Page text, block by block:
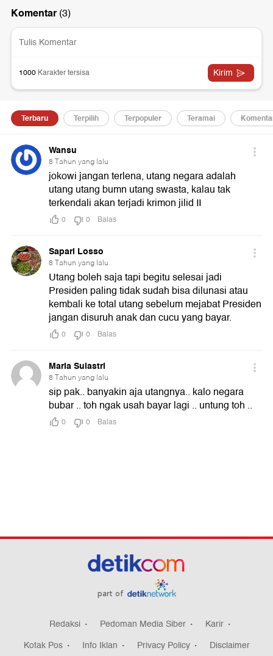
part of
Redaksi Pedoman Media Siber
Karir
Kotak Pos
Info Iklan Privacy Policy Disclaimer